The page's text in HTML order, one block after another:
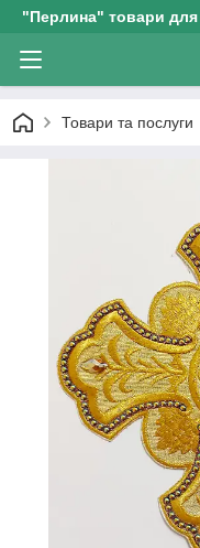
"Перлина" товари для
Товари та послуги